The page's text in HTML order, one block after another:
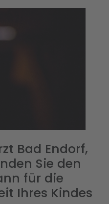
Bad Endorf,
Sie den
für die
Ihres Kindes